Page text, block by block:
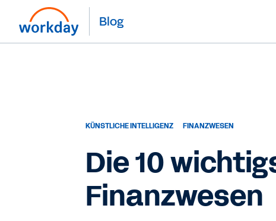
Blog
KÜNSTLICHE INTELLIGENZ FINANZWESEN
Die 10
Finanzwesen